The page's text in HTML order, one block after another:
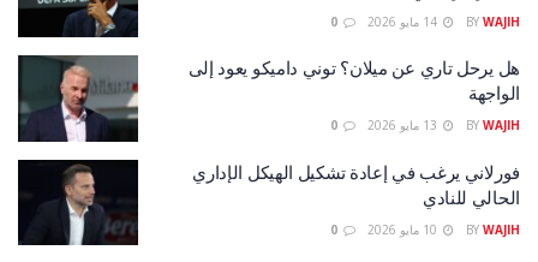
BY WAJIH
هل يرحل تاري عن ميلان؟ توني داميكو يعود إلى
الواجهة
BY WAJIH
فورلاني يرغب في إعادة تشكيل الهيكل الإداري
الحالي للنادي
BY WAJIH